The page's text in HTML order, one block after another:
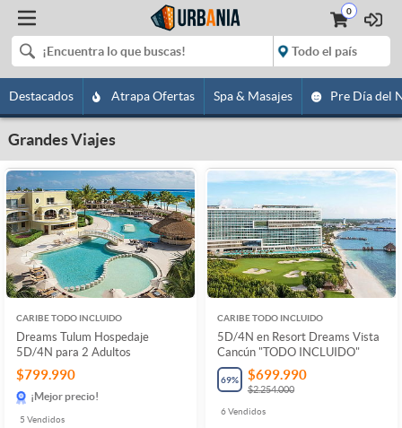
0
Destacados Atrapa Ofertas Spa & Masajes Pre Día del
Grandes Viajes
CARIBE TODO INCLUIDO
Dreams Tulum Hospedaje
5D/4N para 2 Adultos
$799.990
¡Mejor precio!
5 Vendidos
CARIBE TODO INCLUIDO
5D/4N en Resort Dreams Vista
Cancún "TODO INCLUIDO"
69% $699.990
$2.254.000
6Vendidos